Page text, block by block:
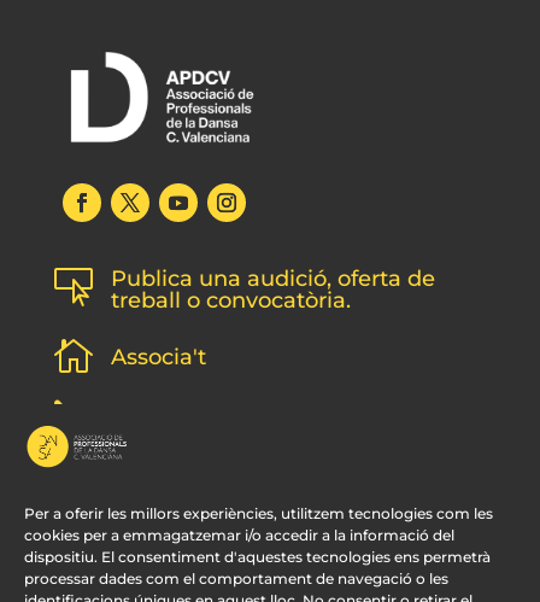
Per a oferir les millors experiències, utilitzem tecnologies com les
cookies per a emmagatzemar i/o accedir a la informació del
dispositiu. El consentiment d'aquestes tecnologies ens permetrà
processar dades com el comportament de navegació o les

Publica una audició, oferta de
treball o convocatòria.
 Associa't
l